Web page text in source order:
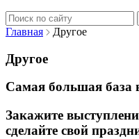
Найти:
Главная
Другое
Другое
Самая большая база
Закажите
сделайте свой